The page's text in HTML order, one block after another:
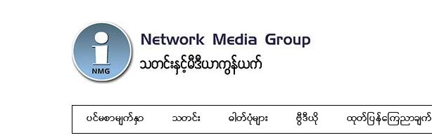
ပင်မစာမျက်နှာ သတင်း ဓါတ်ပုံများ ဗွီဒီယို ထုတ်ပြန်ကြေညာချက်